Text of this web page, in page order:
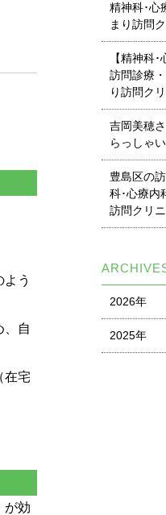
う
、自
在宅
が効
精神科･心
まり訪問
【精神科
訪問診療
り訪問ク
吉岡美穂
らっしゃ
豊島区の
科･心療内
訪問クリ
2026年
2025年